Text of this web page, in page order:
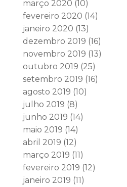
março 2020 (10)
fevereiro 2020 (14)
janeiro 2020 (13)
dezembro 2019 (16)
novembro 2019 (13)
outubro 2019 (25)
setembro 2019 (16)
agosto 2019 (10)
julho 2019 (8)
junho 2019 (14)
maio 2019 (14)
abril 2019 (12)
março 2019 (11)
fevereiro 2019 (12)
janeiro 2019 (11)